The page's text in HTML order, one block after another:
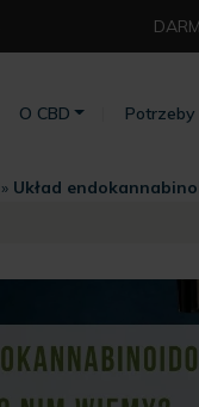
O CBD Potrzeby
» Układ